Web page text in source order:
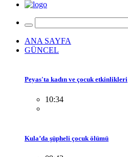
ANA SAYFA
GÜNCEL
Peyas'ta kadın ve çocuk etkinlikleri
10:34
Kula’da şüpheli çocuk ölümü